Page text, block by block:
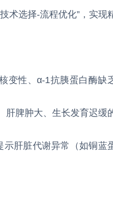
术选择-流程优化”，实现
变性、α-1抗胰蛋白酶缺
肝脾肿大、生长发育迟缓
肝脏代谢异常（如铜蓝